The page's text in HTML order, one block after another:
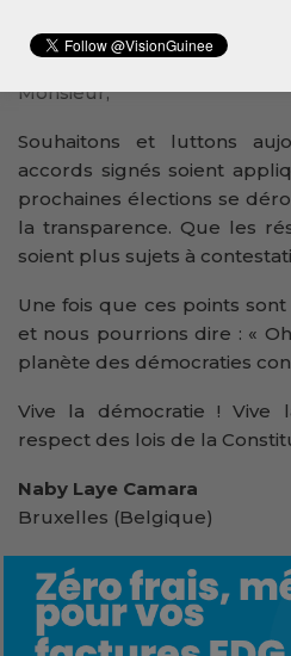
deviendrait ridicule, sans effet.
Monsieur,
Souhaitons et luttons
accords signés soient
prochaines élections se
la transparence. Que les
soient plus sujets à
Une fois que ces points sont
et nous pourrions dire : «
planète des démocraties
Vive la démocratie ! Vive
respect des lois de la
Naby Laye Camara
Bruxelles (Belgique)